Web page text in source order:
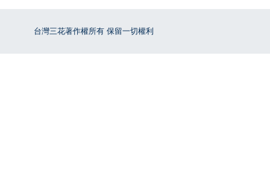
台灣三花著作權所有 保留一切權利